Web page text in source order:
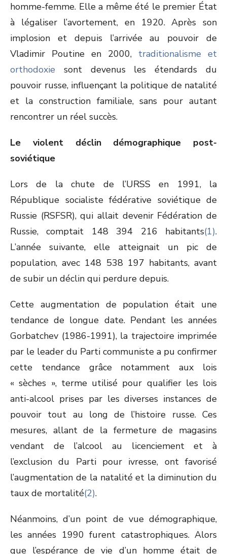
homme-femme. Elle a même été le premier État
à légaliser l’avortement, en 1920. Après son
implosion et depuis l’arrivée au pouvoir de
Vladimir Poutine en 2000, traditionalisme et
orthodoxie sont devenus les étendards du
pouvoir russe, influençant la politique de natalité
et la construction familiale, sans pour autant
rencontrer un réel succès.
Le violent déclin démographique post-
soviétique
Lors de la chute de l’URSS en 1991, la
République socialiste fédérative soviétique de
Russie (RSFSR), qui allait devenir Fédération de
Russie, comptait 148 394 216 habitants(1).
L’année suivante, elle atteignait un pic de
population, avec 148 538 197 habitants, avant
de subir un déclin qui perdure depuis.
Cette augmentation de population était une
tendance de longue date. Pendant les années
Gorbatchev (1986-1991), la trajectoire imprimée
par le leader du Parti communiste a pu confirmer
cette tendance grâce notamment aux lois
« sèches », terme utilisé pour qualifier les lois
anti-alcool prises par les diverses instances de
pouvoir tout au long de l’histoire russe. Ces
mesures, allant de la fermeture de magasins
vendant de l’alcool au licenciement et à
l’exclusion du Parti pour ivresse, ont favorisé
l’augmentation de la natalité et la diminution du
taux de mortalité(2).
Néanmoins, d’un point de vue démographique,
les années 1990 furent catastrophiques. Alors
que l’espérance de vie d’un homme était de